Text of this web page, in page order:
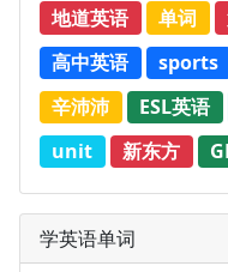
地道英语
单词
高中英语
sports
辛沛沛
ESL英语
unit
新东方
学英语单词